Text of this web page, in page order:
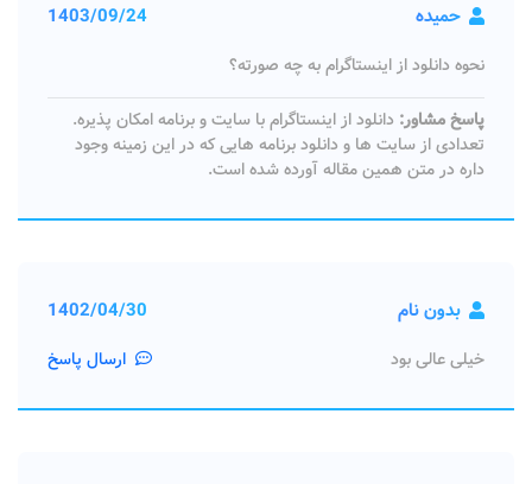
حمیده 1403/09/24
نحوه دانلود از اینستاگرام به چه صورته؟
پاسخ مشاور: دانلود از اینستاگرام با سایت و برنامه امکان پذیره.
تعدادی از سایت ها و دانلود برنامه هایی که در این زمینه وجود
داره در متن همین مقاله آورده شده است.
بدون نام 1402/04/30
خیلی عالی بود ارسال پاسخ